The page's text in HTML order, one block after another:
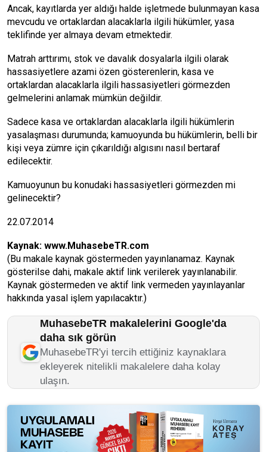
Ancak, kayıtlarda yer aldığı halde işletmede bulunmayan kasa
mevcudu ve ortaklardan alacaklarla ilgili hükümler, yasa
teklifinde yer almaya devam etmektedir.
Matrah arttırımı, stok ve davalık dosyalarla ilgili olarak
hassasiyetlere azami özen gösterenlerin, kasa ve
ortaklardan alacaklarla ilgili hassasiyetleri görmezden
gelmelerini anlamak mümkün değildir.
Sadece kasa ve ortaklardan alacaklarla ilgili hükümlerin
yasalaşması durumunda; kamuoyunda bu hükümlerin, belli bir
kişi veya zümre için çıkarıldığı algısını nasıl bertaraf
edilecektir.
Kamuoyunun bu konudaki hassasiyetleri görmezden mi
gelinecektir?
22.07.2014
Kaynak: www.MuhasebeTR.com
(Bu makale kaynak göstermeden yayınlanamaz. Kaynak
gösterilse dahi, makale aktif link verilerek yayınlanabilir.
Kaynak göstermeden ve aktif link vermeden yayınlayanlar
hakkında yasal işlem yapılacaktır.)
MuhasebeTR makalelerini Google'da
daha sık görün
MuhasebeTR'yi tercih ettiğiniz kaynaklara
ekleyerek nitelikli makalelere daha kolay
ulaşın.